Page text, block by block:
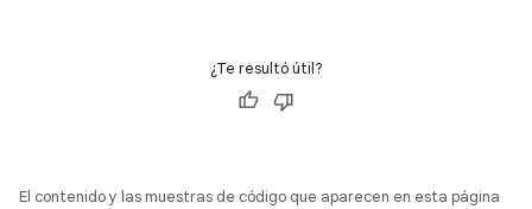
¿Te resultó útil?
El contenido y las muestras de código que aparecen en esta página